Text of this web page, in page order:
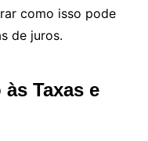
como isso pode
de juros.
Taxas e